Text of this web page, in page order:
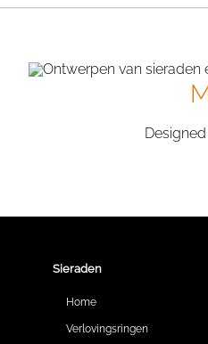
Sieraden
Home
Verlovingsringen